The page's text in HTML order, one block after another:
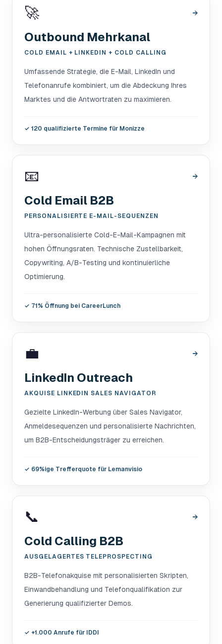
🚀 →
Outbound Mehrkanal
COLD EMAIL + LINKEDIN + COLD CALLING
Umfassende Strategie, die E-Mail, LinkedIn und
Telefonanrufe kombiniert, um die Abdeckung Ihres
Marktes und die Antwortraten zu maximieren.
✓ 120 qualifizierte Termine für Monizze
📧 →
Cold Email B2B
PERSONALISIERTE E-MAIL-SEQUENZEN
Ultra-personalisierte Cold-E-Mail-Kampagnen mit
hohen Öffnungsraten. Technische Zustellbarkeit,
Copywriting, A/B-Testing und kontinuierliche
Optimierung.
✓ 71% Öffnung bei CareerLunch
💼 →
LinkedIn Outreach
AKQUISE LINKEDIN SALES NAVIGATOR
Gezielte LinkedIn-Werbung über Sales Navigator,
Anmeldesequenzen und personalisierte Nachrichten,
um B2B-Entscheidungsträger zu erreichen.
✓ 69%ige Trefferquote für Lemanvisio
📞 →
Cold Calling B2B
AUSGELAGERTES TELEPROSPECTING
B2B-Telefonakquise mit personalisierten Skripten,
Einwandbehandlung und Telefonqualifikation zur
Generierung qualifizierter Demos.
✓ +1.000 Anrufe für IDDI